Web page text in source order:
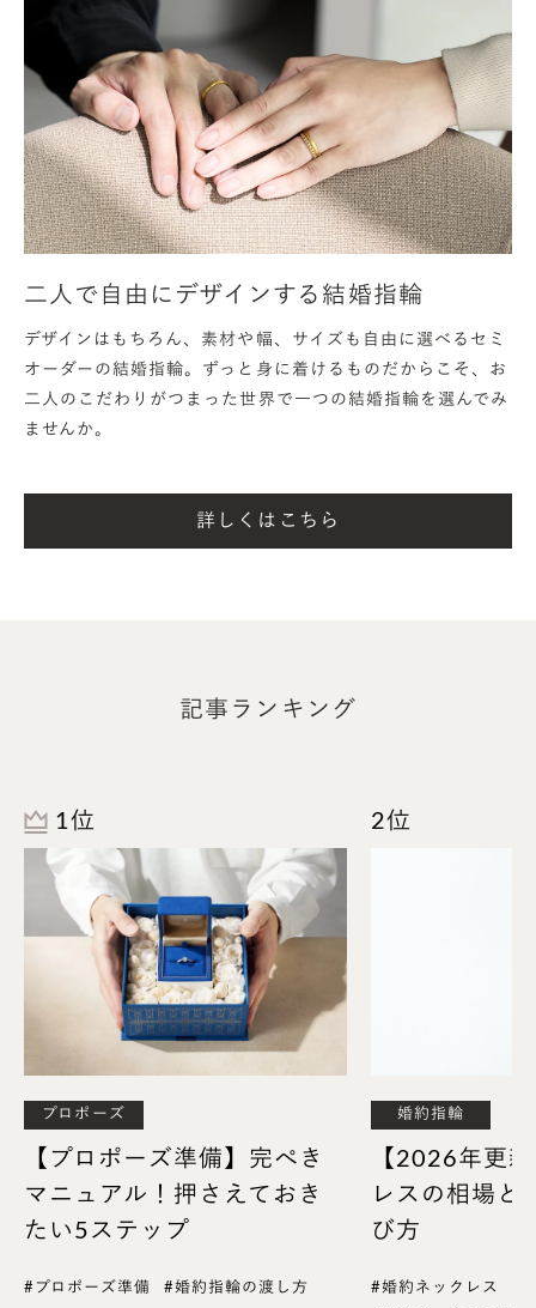
結婚指輪 オーバル
2.5mm幅の結婚指輪は2.0mm幅から比べると、ふっ
くらと柔らかな線を描き、より優しい印象に仕上が
ります。
耐久性も繊細さも叶うのが、この太さのうれしいとこ
ろ。婚約指輪やお手持ちのファッションリングとの
ただ、女性用の結婚指輪の幅として人気が高い分、人
二人で自由にデザインする結婚指輪
デザインはもちろん、素材や幅、サイズも自由に選べるセミ
オーダーの結婚指輪。ずっと身に着けるものだからこそ、お
二人のこだわりがつまった世界で一つの結婚指輪を選んでみ
ませんか。
詳しくはこちら
記事ランキング
1位
プロポーズ
【プロポーズ準備】完ぺき
マニュアル！押さえておき
たい5ステップ
#プロポーズ準備 #婚約指輪の渡し方
2位
婚約指輪
【2026年更
レスの相場と
び方
#婚約ネックレス